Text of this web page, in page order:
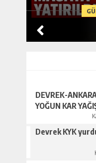
DEVREK-
YOĞUN KAR
Devrek KYK